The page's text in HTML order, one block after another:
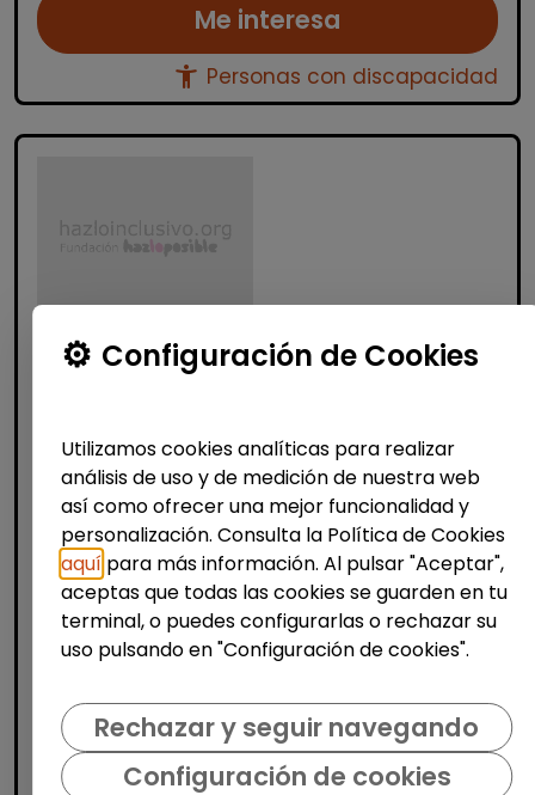
Me interesa
accessibility_new Personas con discapacidad
Atención al Cliente y Comercio
Producción, Industria y Calidad
(madrid)
| España(Madrid)
Bajo la supervisión de la persona
responsable: Recepcionar y clasificar
prendas según tipo de tejido, color y
tratamiento necesario. Aplicar procesos de
limpieza adecuados (lav...
Me interesa
accessibility_newPersonas con discapacidad
Configuración de Cookies
Utilizamos cookies analíticas para realizar
análisis de uso y de medición de nuestra web
así como ofrecer una mejor funcionalidad y
personalización. Consulta la Política de Cookies
aquí para más información. Al pulsar "Aceptar",
aceptas que todas las cookies se guarden en tu
terminal, o puedes configurarlas o rechazar su
uso pulsando en "Configuración de cookies".
Rechazar y seguir navegando
Configuración de cookies